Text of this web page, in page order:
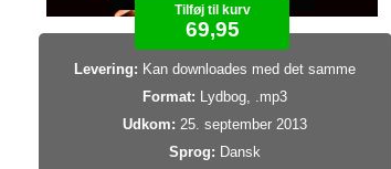
Tilføj til kurv
69,95
Levering: Kan downloades med det samme
Format: Lydbog, .mp3
Udkom: 25. september 2013
Sprog: Dansk